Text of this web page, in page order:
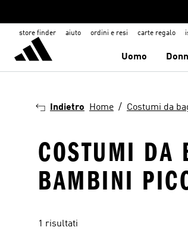
store finder aiuto ordini e resi carte regalo
Uomo
Indietro Home Costumi da
COSTUMI DA
BAMBINI
1 risultati